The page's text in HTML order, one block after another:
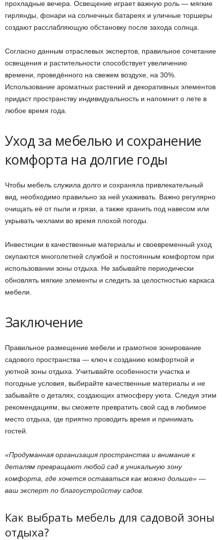
прохладные вечера. Освещение играет важную роль — мягкие
гирлянды, фонари на солнечных батареях и уличные торшеры
создают расслабляющую обстановку после захода солнца.
Согласно данным отраслевых экспертов, правильное сочетание
освещения и растительности способствует увеличению
времени, проведённого на свежем воздухе, на 30%.
Использование ароматных растений и декоративных элементов
придаст пространству индивидуальность и напомнит о лете в
любое время года.
Уход за мебелью и сохранение
комфорта на долгие годы
Чтобы мебель служила долго и сохраняла привлекательный
вид, необходимо правильно за ней ухаживать. Важно регулярно
очищать её от пыли и грязи, а также хранить под навесом или
укрывать чехлами во время плохой погоды.
Инвестиции в качественные материалы и своевременный уход
окупаются многолетней службой и постоянным комфортом при
использовании зоны отдыха. Не забывайте периодически
обновлять мягкие элементы и следить за целостностью каркаса
мебели.
Заключение
Правильное размещение мебели и грамотное зонирование
садового пространства — ключ к созданию комфортной и
уютной зоны отдыха. Учитывайте особенности участка и
погодные условия, выбирайте качественные материалы и не
забывайте о деталях, создающих атмосферу уюта. Следуя этим
рекомендациям, вы сможете превратить свой сад в любимое
место отдыха, где приятно проводить время и принимать
гостей.
«Продуманная организация пространства и внимание к
деталям превращают любой сад в уникальную зону
комфорта, где хочется оставаться как можно дольше» —
ваш эксперт по благоустройству садов.
Как выбрать мебель для садовой зоны
отдыха?